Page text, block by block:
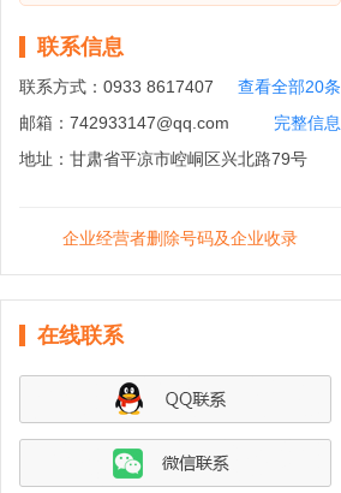
联系信息
联系方式： 0933 8617407
查看全部20条
邮箱： 742933147@qq.com
完整信息
地址： 甘肃省平凉市崆峒区兴北路79号
企业经营者删除号码及企业收录
在线联系